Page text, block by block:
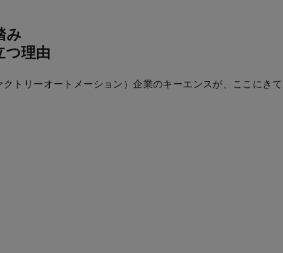
み
つ理由
トリーオートメーション）企業のキーエンスが、ここにきて